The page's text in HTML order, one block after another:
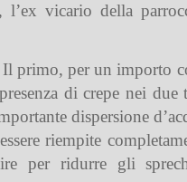
vicario della
primo, per un importo
di crepe nei due
dispersione
riempite
per ridurre gli